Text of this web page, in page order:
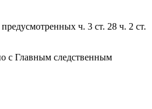
ч. 3 ст. 28 ч. 2 ст.
с Главным следственным